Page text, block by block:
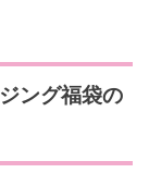
ング福袋の